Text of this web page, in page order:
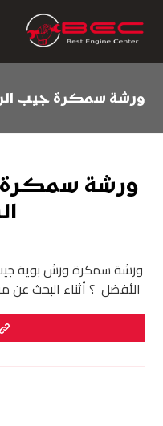
ورشة سمكرة جيب
ورشة سمكرة
ورشة سمكرة ورش بوية
الأفضل ؟ أثناء البحث